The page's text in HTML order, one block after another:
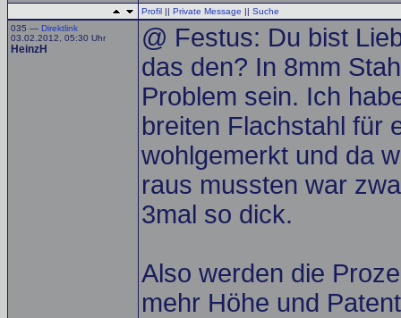
Profil || Private Message || Suche
035 — Direktlink
03.02.2012, 05:30 Uhr
HeinzH
@ Festus: Du bist
das den? In 8mm
Problem sein. Ich
breiten Flachstahl für
wohlgemerkt und da
raus mussten war
3mal so dick.
Also werden die
mehr Höhe und